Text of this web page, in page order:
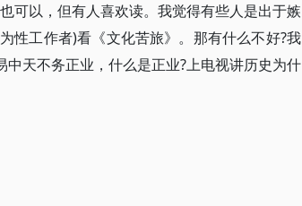
可以，但有人喜欢读。我觉得有些人是出于嫉
性工作者)看《文化苦旅》。那有什么不好?我
天不务正业，什么是正业?上电视讲历史为什